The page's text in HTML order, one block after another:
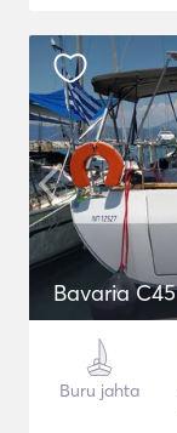
Bavaria C45
Buru jahta